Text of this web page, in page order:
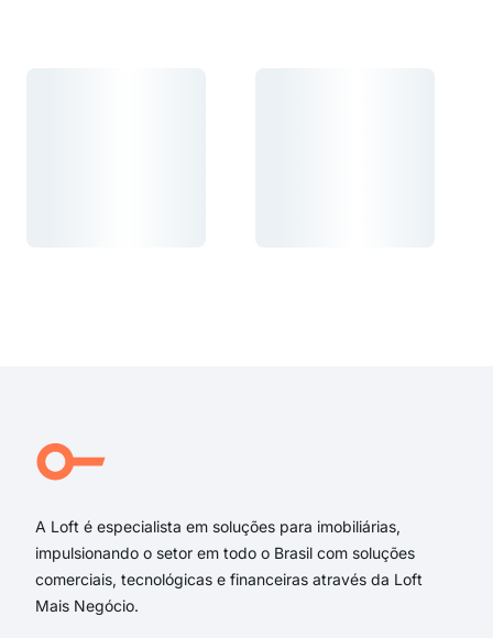
A Loft é especialista em soluções para imobiliárias,
impulsionando o setor em todo o Brasil com soluções
comerciais, tecnológicas e financeiras através da Loft
Mais Negócio.